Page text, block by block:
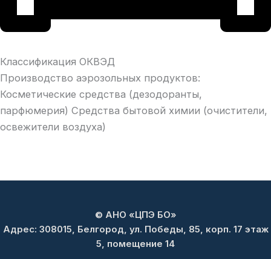
Классификация ОКВЭД
Производство аэрозольных продуктов:
Косметические средства (дезодоранты,
парфюмерия) Средства бытовой химии (очистители,
освежители воздуха)
© АНО «ЦПЭ БО»
Адрес: 308015, Белгород, ул. Победы, 85, корп. 17 этаж
5, помещение 14